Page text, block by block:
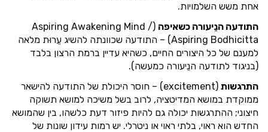
אחת משש השלמויות.
התודעה הנֵיעורה כשאיפה (Aspiring Awakening Mind /
Aspiring Bodhicitta) – התודעה שכוונתה להשיג עֵרוּת מלאה
למענם של כל היצורים החיים, כשהיא עדיין ברמת הרצון בלבד
(בניגוד לתודעה הנֵיעורה כמעשה).
התרגשות
(excitement) – חוסר היכולת של התודעה להישאר
ממוקדת במושא המדיטציה, לרוב בשל משיכה למושא תשוקה
חיצוני; ההתרגשות יכולה גם להיות פיזור דעת כלשהו, בין שהמושא
החדש הוא ראוי, בלתי ראוי או ניטרלי. יש רמות עידון שונות של